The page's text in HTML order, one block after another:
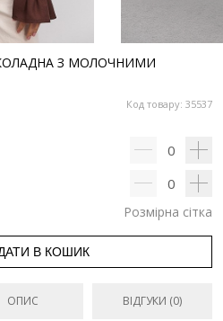
З МОЛОЧНИМИ
Код товару: 35537
0
0
Розмірна сітка
В КОШИК
ОПИС ВІДГУКИ (0)